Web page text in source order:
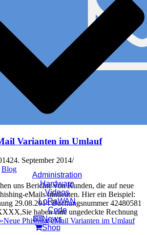
Administration
Hardware
Videos
LoRaWAN
Code
News
Shop
Varianten im Umlauf
24. September 2014
Blog
uns Berichte von Kunden, die auf neue
eMails hindeuten. Hier ein Beispiel:
29.08.2014 Buchungsnummer 42480581
haben eine ungedeckte Rechnung
Neue Phishing eMail Varianten im Umlauf